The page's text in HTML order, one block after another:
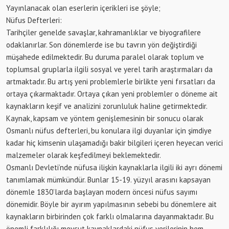
Yayınlanacak olan eserlerin içerikleri ise şöyle;
Nüfus Defterleri:
Tarihçiler genelde savaşlar, kahramanlıklar ve biyografilere
odaklanırlar. Son dönemlerde ise bu tavrın yön değiştirdiği
müşahede edilmektedir. Bu duruma paralel olarak toplum ve
toplumsal gruplarla ilgili sosyal ve yerel tarih araştırmaları da
artmaktadır. Bu artış yeni problemlerle birlikte yeni fırsatları da
ortaya çıkarmaktadır. Ortaya çıkan yeni problemler o döneme ait
kaynakların keşif ve analizini zorunluluk haline getirmektedir.
Kaynak, kapsam ve yöntem genişlemesinin bir sonucu olarak
Osmanlı nüfus defterleri, bu konulara ilgi duyanlar için şimdiye
kadar hiç kimsenin ulaşamadığı bakir bilgileri içeren heyecan verici
malzemeler olarak keşfedilmeyi beklemektedir.
Osmanlı Devleti’nde nüfusa ilişkin kaynaklarla ilgili iki ayrı dönemi
tanımlamak mümkündür. Bunlar 15-19. yüzyıl arasını kapsayan
dönemle 1830’larda başlayan modern öncesi nüfus sayımı
dönemidir. Böyle bir ayırım yapılmasının sebebi bu dönemlere ait
kaynakların birbirinden çok farklı olmalarına dayanmaktadır. Bu